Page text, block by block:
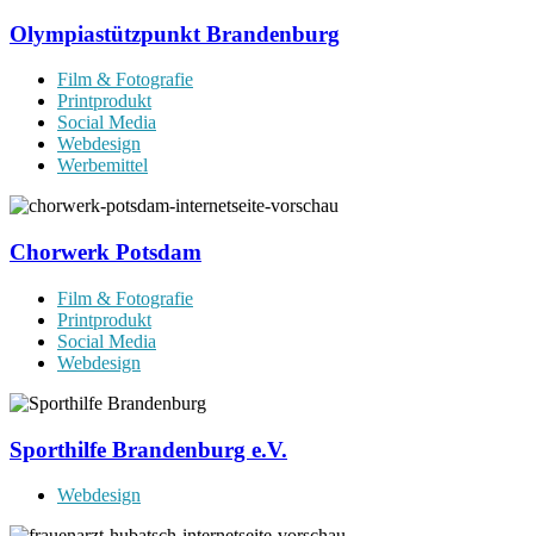
Olympiastützpunkt Brandenburg
Film & Fotografie
Printprodukt
Social Media
Webdesign
Werbemittel
Chorwerk Potsdam
Film & Fotografie
Printprodukt
Social Media
Webdesign
Sporthilfe Brandenburg e.V.
Webdesign